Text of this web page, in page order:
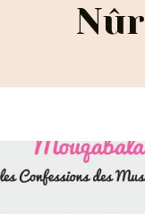
Nûr